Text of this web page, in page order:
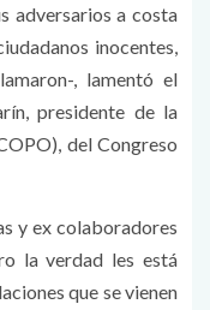
adversarios a costa
inocentes,
, lamentó el
presidente de la
del Congreso
y ex colaboradores
la verdad les está
que se vienen